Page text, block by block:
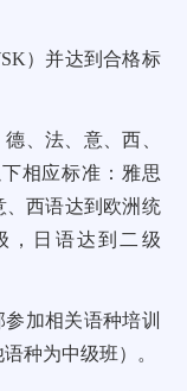
）并达到合格标
、法、意、西、
相应标准：雅思
、西语达到欧洲统
，日语达到二级
加相关语种培训
种为中级班）。